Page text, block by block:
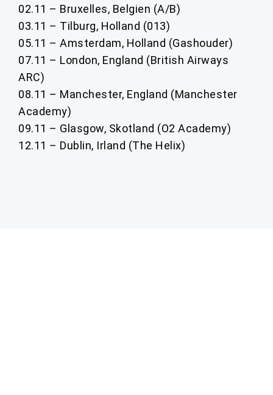
02.11 – Bruxelles, Belgien (A/B)
03.11 – Tilburg, Holland (013)
05.11 – Amsterdam, Holland (Gashouder)
07.11 – London, England (British Airways
ARC)
08.11 – Manchester, England (Manchester
Academy)
09.11 – Glasgow, Skotland (O2 Academy)
12.11 – Dublin, Irland (The Helix)